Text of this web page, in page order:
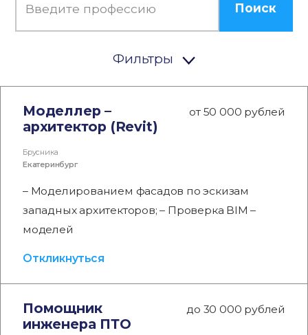
Поиск
Фильтры
Моделлер –
архитектор (Revit)
от 50 000 рублей
Брусника
Екатеринбург
– Моделированием фасадов по эскизам
западных архитекторов; – Проверка BIM –
моделей
Откликнуться
Помощник
инженера ПТО
до 30 000 рублей